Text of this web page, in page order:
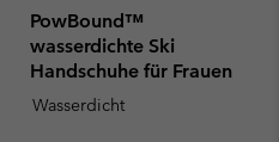
PowBound™
wasserdichte Ski
Handschuhe für Frauen
Wasserdicht